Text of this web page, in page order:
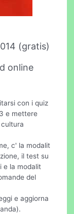
(gratis)
online
con i quiz
e mettere
c' la modalit
il test su
e la modalit
del
e aggiorna